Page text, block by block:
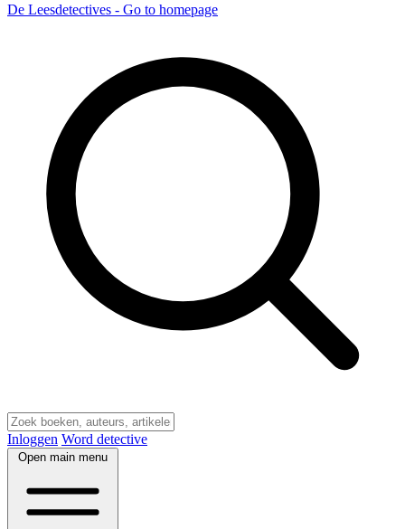
De Leesdetectives - Go to homepage
Inloggen Word detective
Open main menu